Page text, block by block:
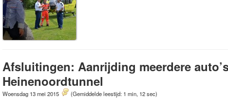
Afsluitingen: Aanrijding meerdere
Heinenoordtunnel
Woensdag 13 mei 2015 (Gemiddelde leestijd: 1 min, 12 sec)